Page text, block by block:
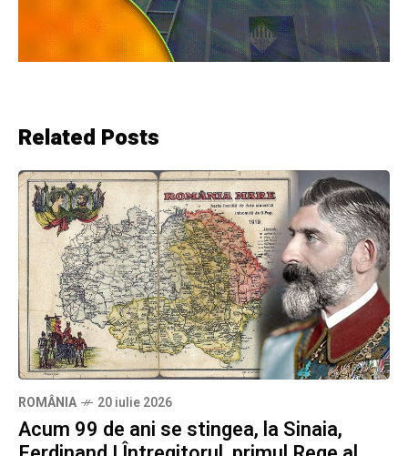
Related Posts
ROMÂNIA 20 iulie 2026
Acum 99 de ani se stingea, la Sinaia,